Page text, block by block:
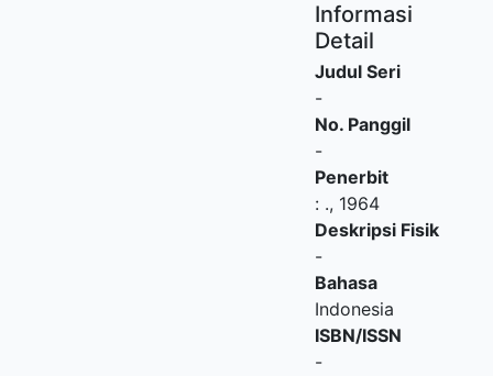
Informasi
Detail
Judul Seri
-
No. Panggil
-
Penerbit
: ., 1964
Deskripsi Fisik
-
Bahasa
Indonesia
ISBN/ISSN
-